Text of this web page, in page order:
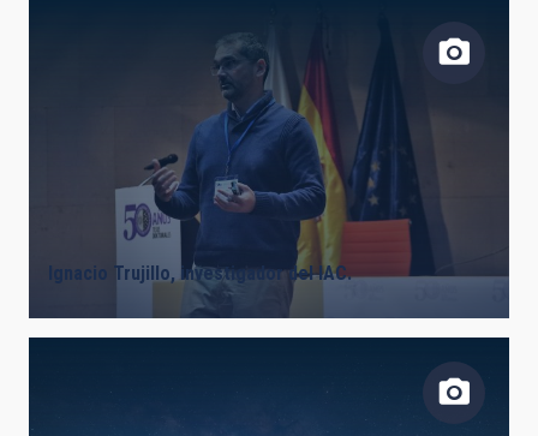
Ignacio Trujillo, investigador del IAC.